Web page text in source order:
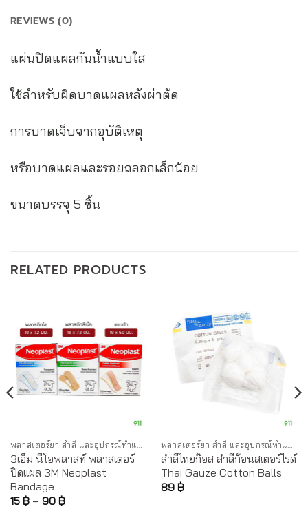
REVIEWS (0)
แผ่นปิดแผลกันน้ำแบบใส
ใช้สำหรับผิดบาดแผลหลังผ่าตัด
การบาดเจ็บจากอุบัติเหตุ
หรือบาดแผลและรอยถลอกเล็กน้อย
ขนาดบรรจุ 5 ชิ้น
RELATED PRODUCTS
3เอ็ม นีโอพลาสท์ พลาสเตอร์
ปิดแผล 3M Neoplast
Bandage
15 ฿– 90 ฿
สำลีไทยก๊อส สำลีก้อนสเตอร์ไรด์
Thai Gauze Cotton Balls
89 ฿